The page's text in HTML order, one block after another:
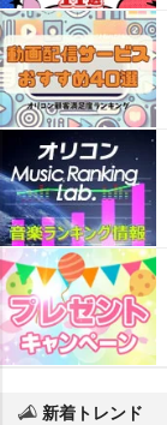
新着トレンド